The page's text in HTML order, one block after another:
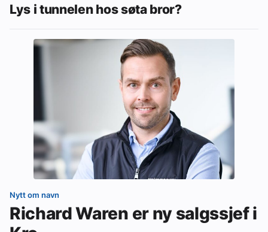
Lys i tunnelen hos søta bror?
Nytt om navn
Richard Waren er ny salgssjef i